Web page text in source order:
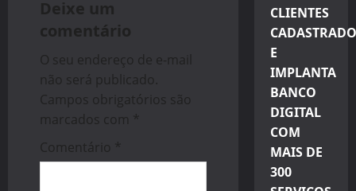
i
g
a
t
i
Deixe um
comentário
O seu endereço de e-mail
não será publicado.
Campos obrigatórios são
marcados com *
Comentário *
CLIENTES
E
IMPLANTA
BANCO
DIGITAL
COM
MAIS DE
300